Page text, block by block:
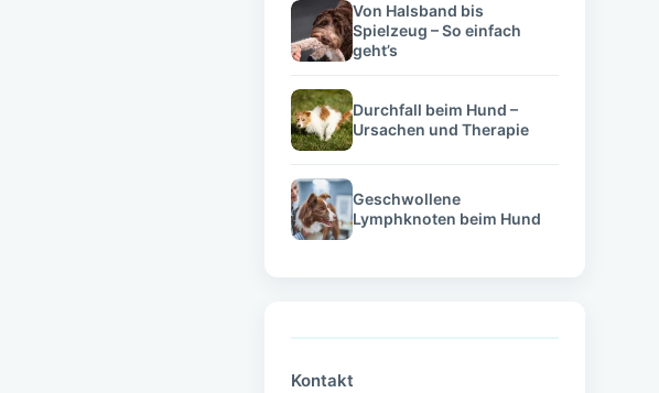
Von Halsband bis
Spielzeug – So einfach
geht’s
Durchfall beim Hund –
Ursachen und Therapie
Geschwollene
Lymphknoten beim Hund
Kontakt